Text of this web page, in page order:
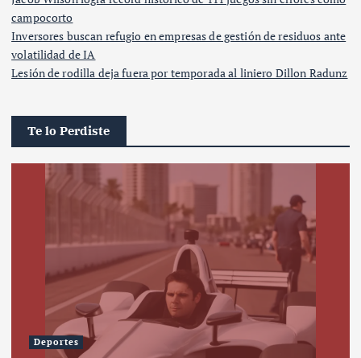
campocorto
Inversores buscan refugio en empresas de gestión de residuos ante
volatilidad de IA
Lesión de rodilla deja fuera por temporada al liniero Dillon Radunz
Te lo Perdiste
Deportes